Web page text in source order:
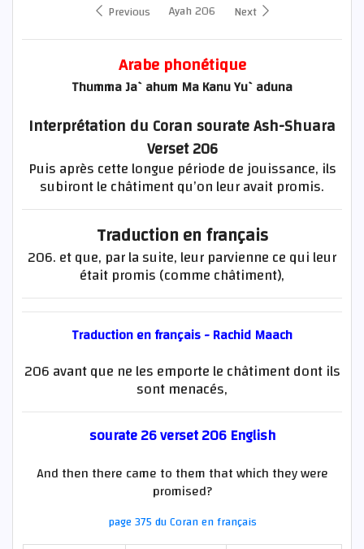
Previous
Ayah 206 Next
Arabe phonétique
Thumma Ja`ahum Ma Kanu Yu`aduna
Interprétation du Coran sourate Ash-Shuara
Verset 206
Puis après cette longue période de jouissance, ils
subiront le châtiment qu’on leur avait promis.
Traduction en français
206. et que, par la suite, leur parvienne ce qui leur
était promis (comme châtiment),
Traduction en français - Rachid Maach
206 avant que ne les emporte le châtiment dont ils
sont menacés,
sourate 26 verset 206 English
And then there came to them that which they were
promised?
page 375 du Coran en français